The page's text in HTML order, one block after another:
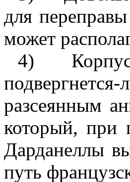
для
может
4)
разсеянным
который, при
Дарданеллы
путь